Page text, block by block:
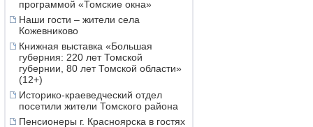
программой «Томские окна»
Наши гости – жители села
Кожевниково
Книжная выставка «Большая
губерния: 220 лет Томской
губернии, 80 лет Томской области»
(12+)
Историко-краеведческий отдел
посетили жители Томского района
Пенсионеры г. Красноярска в гостях